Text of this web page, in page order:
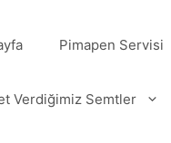
Pimapen Servisi
Verdiğimiz Semtler